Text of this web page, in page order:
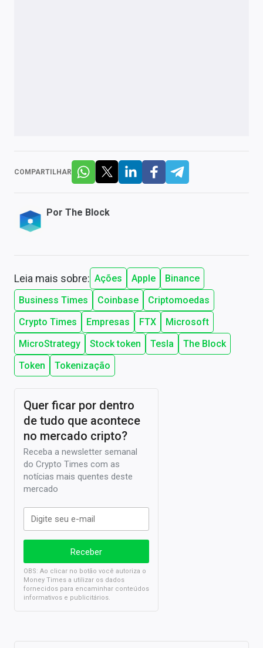
COMPARTILHAR
Por The Block
Leia mais sobre: Ações Apple
Binance
Business Times
Coinbase
Criptomoedas
Crypto Times
Empresas FTX
Microsoft
MicroStrategy
Stock token Tesla
The Block
Token
Tokenização
Quer ficar por dentro
de tudo que acontece
no mercado cripto?
Receba a newsletter semanal
do Crypto Times com as
notícias mais quentes deste
mercado
OBS: Ao clicar no botão você autoriza o
Money Times a utilizar os dados
fornecidos para encaminhar conteúdos
informativos e publicitários.